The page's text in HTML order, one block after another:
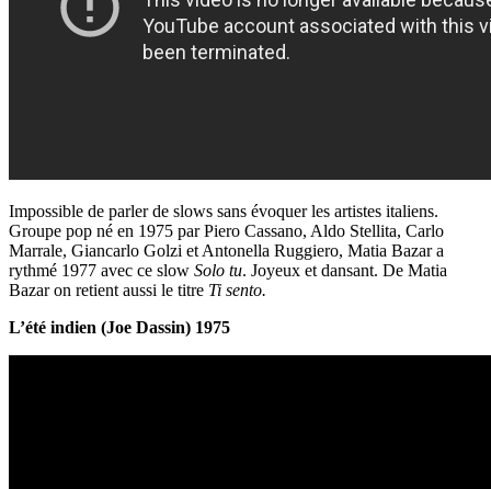
Impossible de parler de slows sans évoquer les artistes italiens.
Groupe pop né en 1975 par Piero Cassano, Aldo Stellita, Carlo
Marrale, Giancarlo Golzi et Antonella Ruggiero, Matia Bazar a
rythmé 1977 avec ce slow Solo tu. Joyeux et dansant. De Matia
Bazar on retient aussi le titre Ti sento.
L’été indien (Joe Dassin) 1975